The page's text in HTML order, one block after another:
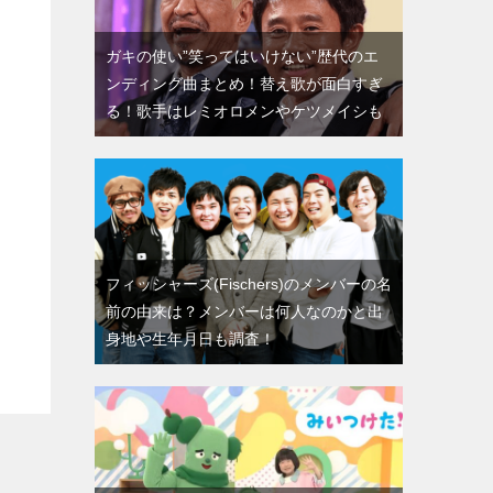
ガキの使い”笑ってはいけない”歴代のエ
ンディング曲まとめ！替え歌が面白すぎ
る！歌手はレミオロメンやケツメイシも
フィッシャーズ(Fischers)のメンバーの名
前の由来は？メンバーは何人なのかと出
身地や生年月日も調査！